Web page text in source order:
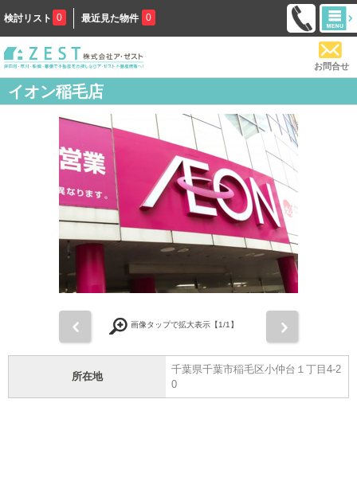
検討リスト 0 最近見た物件 0
お問合せ
イオン稲毛店
画像タップで拡大表示【1/1】
所在地
千葉県千葉市稲毛区小仲台１丁目4-2
0